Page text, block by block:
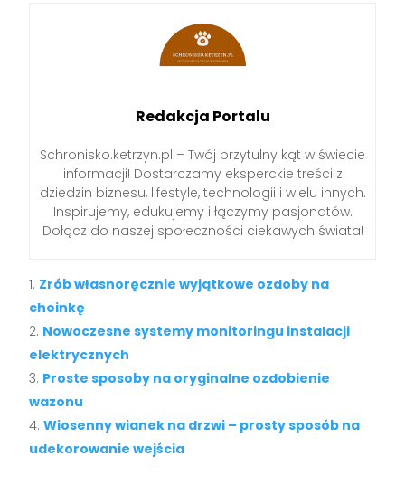
Redakcja Portalu
Schronisko.ketrzyn.pl – Twój przytulny kąt w świecie
informacji! Dostarczamy eksperckie treści z
dziedzin biznesu, lifestyle, technologii i wielu innych.
Inspirujemy, edukujemy i łączymy pasjonatów.
Dołącz do naszej społeczności ciekawych świata!
Zrób własnoręcznie wyjątkowe ozdoby na
choinkę
Nowoczesne systemy monitoringu instalacji
elektrycznych
Proste sposoby na oryginalne ozdobienie
wazonu
Wiosenny wianek na drzwi – prosty sposób na
udekorowanie wejścia